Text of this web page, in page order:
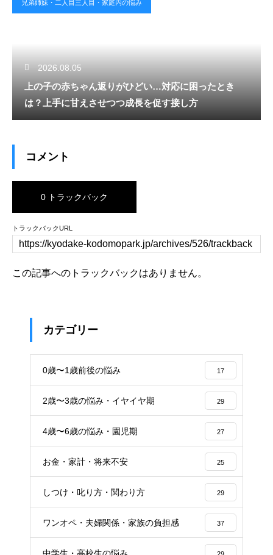
兄弟姉妹・二人目三人目・家庭内の悩み
2026.08.05
上の子の赤ちゃん返りがひどい…対応に困ったとき
は？上手に甘えさせつつ成長を促す接し方
コメント
0 トラックバック
トラックバックURL
この記事へのトラックバックはありません。
カテゴリー
0歳〜1歳前後の悩み 17
2歳〜3歳の悩み・イヤイヤ期 29
4歳〜6歳の悩み・園児期 27
お金・家計・将来不安 25
しつけ・叱り方・関わり方 29
ワンオペ・夫婦関係・家族の負担感 37